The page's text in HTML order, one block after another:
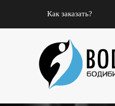
Как заказать?